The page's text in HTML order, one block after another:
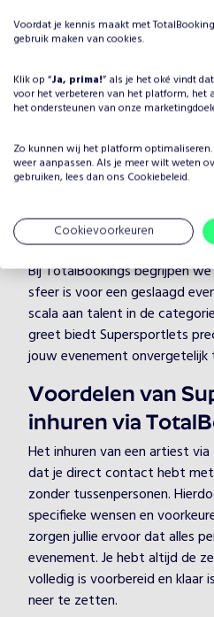
Waarom
Het plannen van een
zich mee, maar één ding is
boeken, kies je voor een
categorie Karakters - meet
jarenlange ervaring en weet
boeien en vermaken,
Bij TotalBookings begrijpen
sfeer is voor een geslaagd
scala aan talent in de
greet biedt Supersportlets
jouw evenement onvergetelijk
Voordelen van
inhuren via
Het inhuren van een artiest
dat je direct contact hebt
zonder tussenpersonen.
specifieke wensen en
zorgen jullie ervoor dat alles
evenement. Je hebt altijd de
volledig is voorbereid en klaar
neer te zetten.
Voordat je kennis maakt met
gebruik maken van cookies.
Klik op “Ja, prima!” als je het oké vindt
voor het verbeteren van het platform, het
het ondersteunen van onze
Zo kunnen wij het platform optimaliseren.
weer aanpassen. Als je meer wilt weten
gebruiken, lees dan ons Cookiebeleid.
Cookievoorkeuren